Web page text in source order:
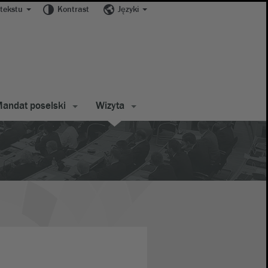
Kontrast Języki
poselski Wizyta